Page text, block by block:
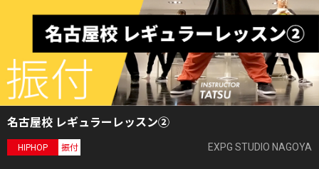
名古屋校 レギュラーレッスン②
HIPHOP 振付 EXPG STUDIO NAGOYA